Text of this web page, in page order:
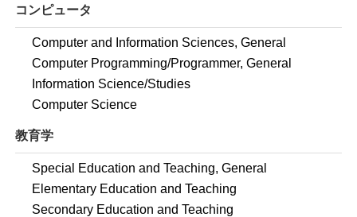
コンピュータ
Computer and Information Sciences, General
Computer Programming/Programmer, General
Information Science/Studies
Computer Science
教育学
Special Education and Teaching, General
Elementary Education and Teaching
Secondary Education and Teaching